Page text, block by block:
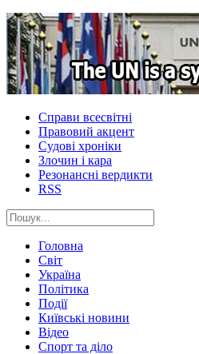
Справи всесвітні
Правовий акцент
Судові хроніки
Злочин і кара
Резонансні вердикти
RSS
Головна
Світ
Україна
Політика
Події
Київські новини
Відео
Спорт та діло